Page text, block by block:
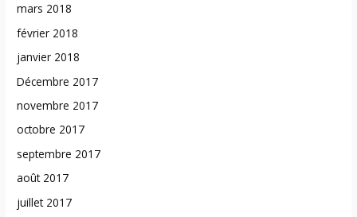
mars 2018
février 2018
janvier 2018
Décembre 2017
novembre 2017
octobre 2017
septembre 2017
août 2017
juillet 2017